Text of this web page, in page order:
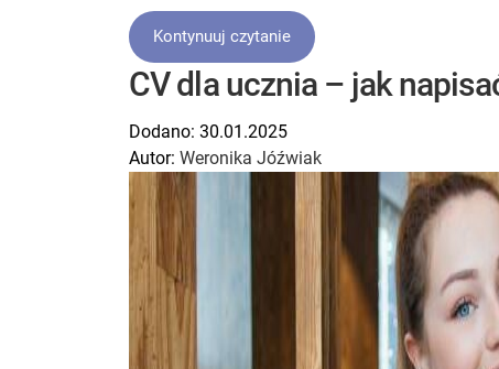
Kontynuuj czytanie
CV dla ucznia – jak
Dodano: 30.01.2025
Autor: Weronika Jóźwiak